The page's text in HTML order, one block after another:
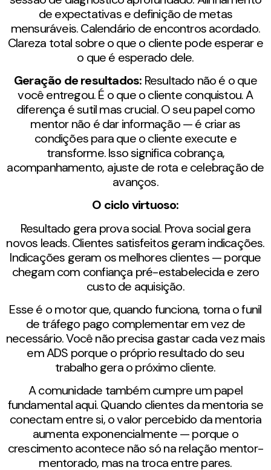
de expectativas e definição de metas
mensuráveis. Calendário de encontros acordado.
Clareza total sobre o que o cliente pode esperar e
o que é esperado dele.
Geração de resultados: Resultado não é o que
você entregou. É o que o cliente conquistou. A
diferença é sutil mas crucial. O seu papel como
mentor não é dar informação — é criar as
condições para que o cliente execute e
transforme. Isso significa cobrança,
acompanhamento, ajuste de rota e celebração de
avanços.
O ciclo virtuoso:
Resultado gera prova social. Prova social gera
novos leads. Clientes satisfeitos geram indicações.
Indicações geram os melhores clientes — porque
chegam com confiança pré-estabelecida e zero
custo de aquisição.
Esse é o motor que, quando funciona, torna o funil
de tráfego pago complementar em vez de
necessário. Você não precisa gastar cada vez mais
em ADS porque o próprio resultado do seu
trabalho gera o próximo cliente.
A comunidade também cumpre um papel
fundamental aqui. Quando clientes da mentoria se
conectam entre si, o valor percebido da mentoria
aumenta exponencialmente — porque o
crescimento acontece não só na relação mentor-
mentorado, mas na troca entre pares.